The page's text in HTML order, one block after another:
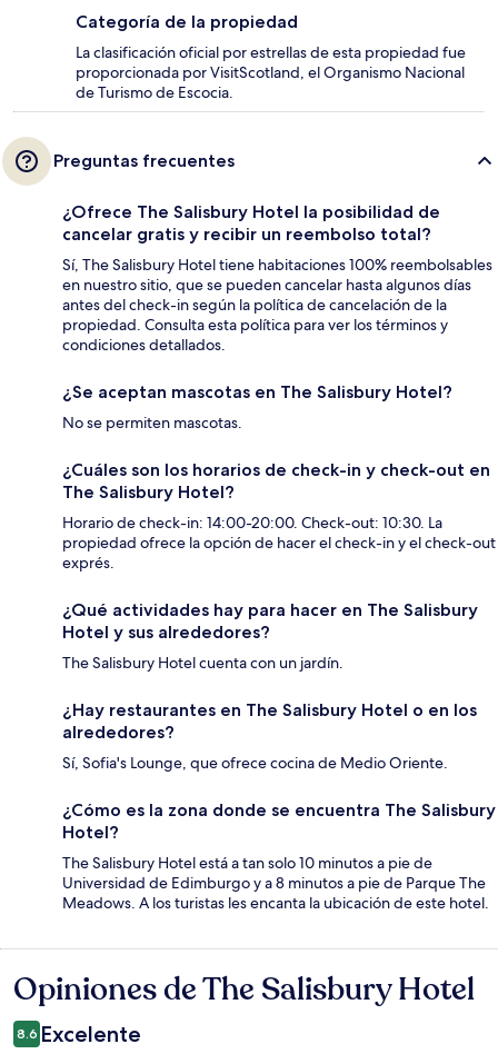
Categoría de la propiedad
La clasificación oficial por estrellas de esta propiedad fue
proporcionada por VisitScotland, el Organismo Nacional
de Turismo de Escocia.
Preguntas frecuentes
¿Ofrece The Salisbury Hotel la posibilidad de
cancelar gratis y recibir un reembolso total?
Sí, The Salisbury Hotel tiene habitaciones 100% reembolsables
en nuestro sitio, que se pueden cancelar hasta algunos días
antes del check-in según la política de cancelación de la
propiedad. Consulta esta política para ver los términos y
condiciones detallados.
¿Se aceptan mascotas en The Salisbury Hotel?
No se permiten mascotas.
¿Cuáles son los horarios de check-in y check-out en
The Salisbury Hotel?
Horario de check-in: 14:00-20:00. Check-out: 10:30. La
propiedad ofrece la opción de hacer el check-in y el check-out
exprés.
¿Qué actividades hay para hacer en The Salisbury
Hotel y sus alrededores?
The Salisbury Hotel cuenta con un jardín.
¿Hay restaurantes en The Salisbury Hotel o en los
alrededores?
Sí, Sofia's Lounge, que ofrece cocina de Medio Oriente.
¿Cómo es la zona donde se encuentra The Salisbury
Hotel?
The Salisbury Hotel está a tan solo 10 minutos a pie de
Universidad de Edimburgo y a 8 minutos a pie de Parque The
Meadows. A los turistas les encanta la ubicación de este hotel.
Opiniones
Opiniones de The Salisbury Hotel
8.6 Excelente